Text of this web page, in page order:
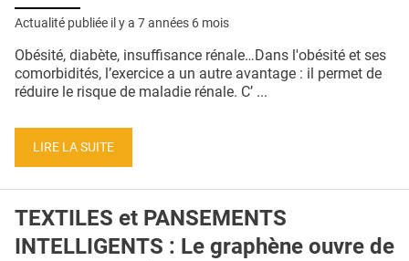
QUI SOMMES-NOUS ?
CONDITIONS GÉNÉRALES
CRÉDITS
Actualité publiée il y a 7 années 6 mois
Obésité, diabète, insuffisance rénale…Dans l'obésité et ses
comorbidités, l’exercice a un autre avantage : il permet de
réduire le risque de maladie rénale. C’ ...
LIRE LA SUITE
TEXTILES et PANSEMENTS
INTELLIGENTS : Le graphène ouvre de